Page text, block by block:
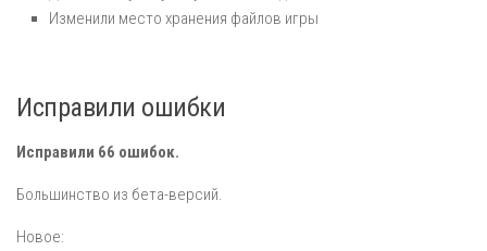
Изменили место хранения файлов игры
Исправили ошибки
Исправили 66 ошибок.
Большинство из бета-версий.
Новое: